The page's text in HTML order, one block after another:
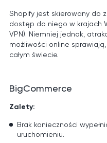
Shopify jest skierowany do
dostęp do niego w krajach
VPN). Niemniej jednak,
możliwości online
całym świecie.
BigCommerce
Zalety:
Brak konieczności
uruchomieniu.